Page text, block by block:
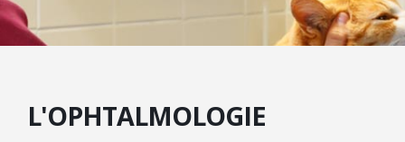
L'OPHTALMOLOGIE